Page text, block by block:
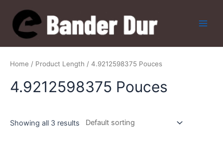
content
Home / Product Length / 4.9212598375 Pouces
4.9212598375 Pouces
Showing all 3 results